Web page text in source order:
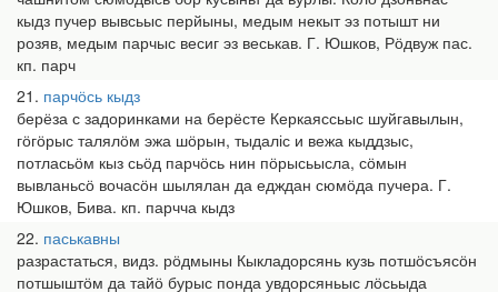
кыдз пучер вывсьыс перйыны, медым некыт эз потышт ни
розяв, медым парчыс весиг эз веськав. Г. Юшков, Рӧдвуж пас.
кп. парч
21 парчӧсь кыдз
берёза с задоринками на берёсте Керкаяссьыс шуйгавылын,
гӧгӧрыс талялӧм эжа шӧрын, тыдаліс и вежа кыддзыс,
потласьӧм кыз сьӧд парчӧсь нин пӧрысьысла, сӧмын
вывланьсӧ вочасӧн шылялан да едждан сюмӧда пучера. Г.
Юшков, Бива. кп. парчча кыдз
22 паськавны
разрастаться, видз. рӧдмыны Кыкладорсянь кузь потшӧсъясӧн
потшыштӧм да тайӧ бурыс понда увдорсяньыс лӧсьыда